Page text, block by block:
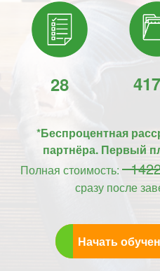
28
*Беспроцентная
партнёра. Первый
Полная стоимость:
сразу после
Начать